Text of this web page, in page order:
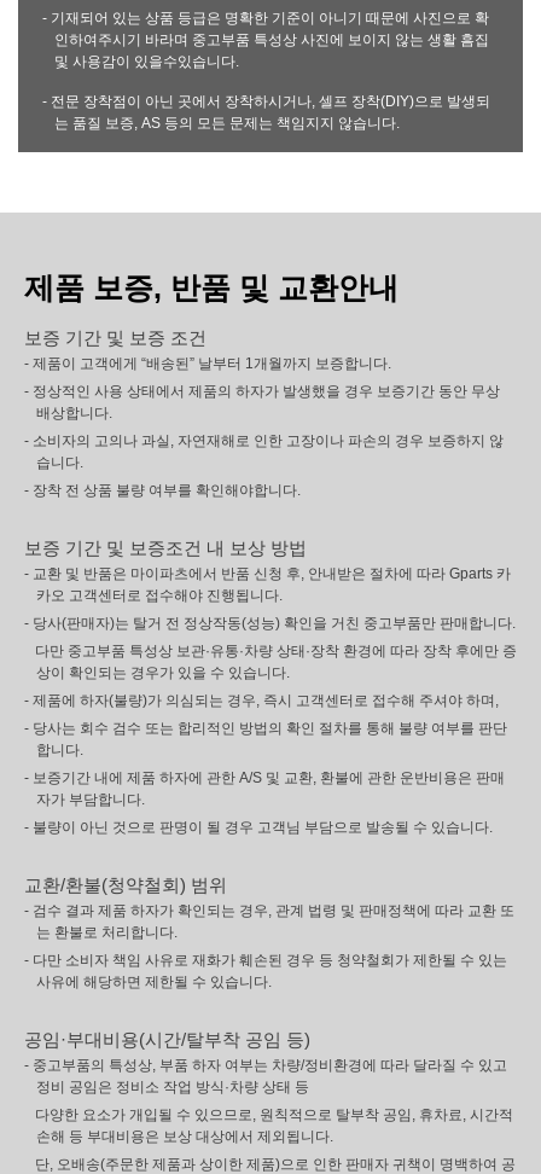
- 기재되어 있는 상품 등급은 명확한 기준이 아니기 때문에 사진으로 확
인하여주시기 바라며 중고부품 특성상 사진에 보이지 않는 생활 흠집
및 사용감이 있을수있습니다.
- 전문 장착점이 아닌 곳에서 장착하시거나, 셀프 장착(DIY)으로 발생되
는 품질 보증, AS 등의 모든 문제는 책임지지 않습니다.
제품 보증, 반품 및 교환안내
보증 기간 및 보증 조건
- 제품이 고객에게 “배송된” 날부터 1개월까지 보증합니다.
- 정상적인 사용 상태에서 제품의 하자가 발생했을 경우 보증기간 동안 무상
배상합니다.
- 소비자의 고의나 과실, 자연재해로 인한 고장이나 파손의 경우 보증하지 않
습니다.
- 장착 전 상품 불량 여부를 확인해야합니다.
보증 기간 및 보증조건 내 보상 방법
- 교환 및 반품은 마이파츠에서 반품 신청 후, 안내받은 절차에 따라 Gparts 카
카오 고객센터로 접수해야 진행됩니다.
- 당사(판매자)는 탈거 전 정상작동(성능) 확인을 거친 중고부품만 판매합니다.
다만 중고부품 특성상 보관·유통·차량 상태·장착 환경에 따라 장착 후에만 증
상이 확인되는 경우가 있을 수 있습니다.
- 제품에 하자(불량)가 의심되는 경우, 즉시 고객센터로 접수해 주셔야 하며,
- 당사는 회수 검수 또는 합리적인 방법의 확인 절차를 통해 불량 여부를 판단
합니다.
- 보증기간 내에 제품 하자에 관한 A/S 및 교환, 환불에 관한 운반비용은 판매
자가 부담합니다.
- 불량이 아닌 것으로 판명이 될 경우 고객님 부담으로 발송될 수 있습니다.
교환/환불(청약철회) 범위
- 검수 결과 제품 하자가 확인되는 경우, 관계 법령 및 판매정책에 따라 교환 또
는 환불로 처리합니다.
- 다만 소비자 책임 사유로 재화가 훼손된 경우 등 청약철회가 제한될 수 있는
사유에 해당하면 제한될 수 있습니다.
공임·부대비용(시간/탈부착 공임 등)
- 중고부품의 특성상, 부품 하자 여부는 차량/정비환경에 따라 달라질 수 있고
정비 공임은 정비소 작업 방식·차량 상태 등
다양한 요소가 개입될 수 있으므로, 원칙적으로 탈부착 공임, 휴차료, 시간적
손해 등 부대비용은 보상 대상에서 제외됩니다.
단, 오배송(주문한 제품과 상이한 제품)으로 인한 판매자 귀책이 명백하여 공